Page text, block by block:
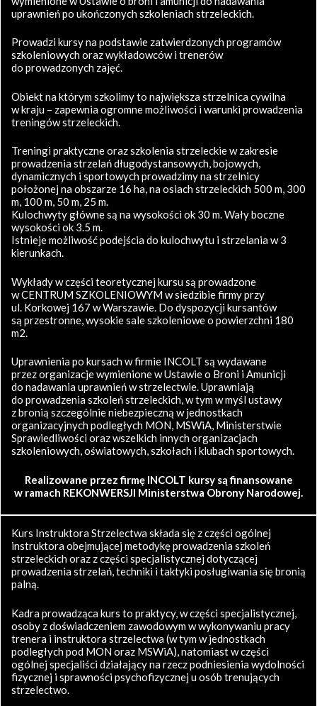
uprawnień po ukończonych szkoleniach strzeleckich.
Prowadzi kursy na podstawie zatwierdzonych programów
szkoleniowych oraz wykładowców i trenerów
do prowadzonych zajęć.
Obiekt na którym szkolimy to największa strzelnica cywilna
w kraju – zapewnia ogromne możliwości i warunki prowadzenia
treningów strzeleckich.
Treningi praktyczne oraz szkolenia strzeleckie w zakresie
prowadzenia strzelań długodystansowych, bojowych,
dynamicznych i sportowych prowadzimy na strzelnicy
położonej na obszarze 16 ha, na osiach strzeleckich 500 m, 300
m, 100 m, 50 m, 25 m.
Kulochwyty główne są na wysokości ok 30 m. Wały boczne
wysokości ok 3.5 m.
Istnieje możliwość podejścia do kulochwytu i strzelania w 3
kierunkach.
Wykłady w części teoretycznej kursu są prowadzone
w CENTRUM SZKOLENIOWYM w siedzibie firmy przy
ul. Korkowej 167 w Warszawie. Do dyspozycji kursantów
są przestronne, wysokie sale szkoleniowe o powierzchni 180
m2.
Uprawnienia po kursach w firmie INCOLT są wydawane
przez organizacje wymienione w Ustawie o Broni i Amunicji
do nadawania uprawnień w strzelectwie. Uprawniają
do prowadzenia szkoleń strzeleckich, w tym w myśl ustawy
z bronią szczególnie niebezpieczną w jednostkach
organizacyjnych podległych MON, MSWiA, Ministerstwie
Sprawiedliwości oraz wszelkich innych organizacjach
szkoleniowych, oświatowych, szkołach i klubach sportowych.
Realizowane przez firmę INCOLT kursy są finansowane
w ramach REKONWERSJI Ministerstwa Obrony Narodowej.
Kurs Instruktora Strzelectwa składa się z części ogólnej
instruktora obejmującej metodykę prowadzenia szkoleń
strzeleckich oraz z części specjalistycznej dotyczącej
prowadzenia strzelań, techniki i taktyki posługiwania się bronią
palną.
Kadra prowadząca kurs to praktycy, w części specjalistycznej,
osoby z doświadczeniem zawodowym w wykonywaniu pracy
trenera i instruktora strzelectwa (w tym w jednostkach
podległych pod MON oraz MSWiA), natomiast w części
ogólnej specjaliści działający na rzecz podniesienia wydolności
fizycznej i sprawności psychofizycznej u osób trenujących
strzelectwo.